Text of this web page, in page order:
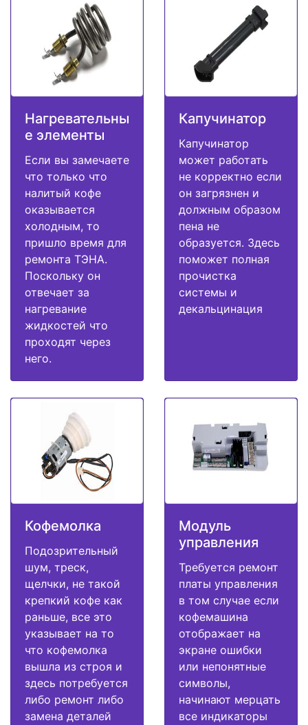
Нагревательны
е элементы
Если вы замечаете
что только что
налитый кофе
оказывается
холодным, то
пришло время для
ремонта ТЭНА.
Поскольку он
отвечает за
нагревание
жидкостей что
проходят через
него.
Капучинатор
Капучинатор
может работать
не корректно если
он загрязнен и
должным образом
пена не
образуется. Здесь
поможет полная
прочистка
системы и
декальцинация
Кофемолка
Подозрительный
шум, треск,
щелчки, не такой
крепкий кофе как
раньше, все это
указывает на то
что кофемолка
вышла из строя и
здесь потребуется
либо ремонт либо
замена деталей
Модуль
управления
Требуется ремонт
платы управления
в том случае если
кофемашина
отображает на
экране ошибки
или непонятные
символы,
начинают мерцать
все индикаторы